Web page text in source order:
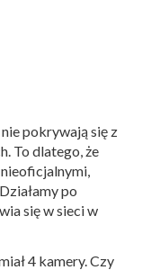
pokrywają się z
To dlatego, że
po
się w sieci w
4 kamery. Czy